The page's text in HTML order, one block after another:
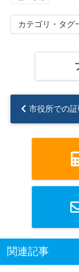
カテゴリ・タグ
関連記事